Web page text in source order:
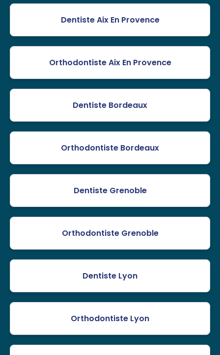
Dentiste Aix En Provence
Orthodontiste Aix En Provence
Dentiste Bordeaux
Orthodontiste Bordeaux
Dentiste Grenoble
Orthodontiste Grenoble
Dentiste Lyon
Orthodontiste Lyon